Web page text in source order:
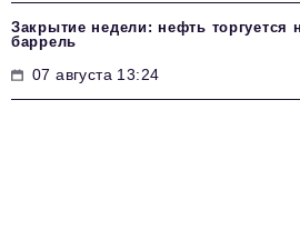
Закрытие недели: нефть торгуется
баррель
07 августа 13:24